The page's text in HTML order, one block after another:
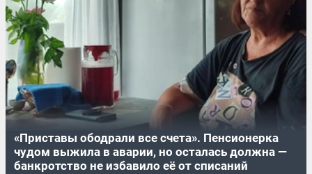
«Приставы ободрали все счета». Пенсионерка
чудом выжила в аварии, но осталась должна —
банкротство не избавило её от списаний